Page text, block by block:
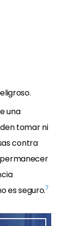
una
tomar ni
contra
permanecer
es seguro.7